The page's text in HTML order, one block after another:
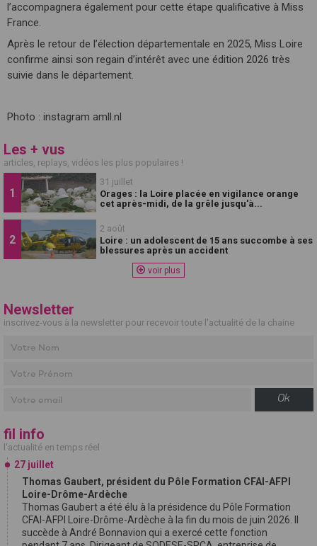
l’accompagnera également pour cette étape qualificative à Miss
France.
Après le retour de l’élection départementale en 2025, Miss Loire
confirme ainsi son regain d’intérêt avec une édition 2026 très
suivie dans le département.
Photo : instagram amll.nl
Les + vus
articles, replays, vidéos les plus populaires !
31 juillet
Orages : la Loire placée en vigilance orange
cet après-midi, de la grêle jusqu'à...
2 août
Loire : un adolescent de 15 ans succombe à ses
blessures après un accident
voir plus
Newsletter
inscrivez-vous à la newsletter pour recevoir toute l'actualité de la chaine
Ok
fil info
l'actualité en temps réel
27 juillet
Thomas Gaubert, président du Pôle Formation CFAI-AFPI
Loire-Drôme-Ardèche
Thomas Gaubert a été élu à la présidence du Pôle Formation
CFAI-AFPI Loire-Drôme-Ardèche à la fin du mois de juin 2026. Il
succède à André Bonnavion qui a exercé cette fonction